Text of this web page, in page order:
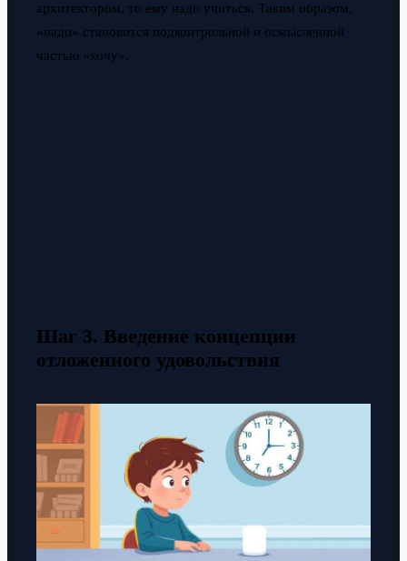
архитектором, то ему надо учиться. Таким образом,
«надо» становится подконтрольной и осмысленной
частью «хочу».
Шаг 3. Введение концепции
отложенного удовольствия